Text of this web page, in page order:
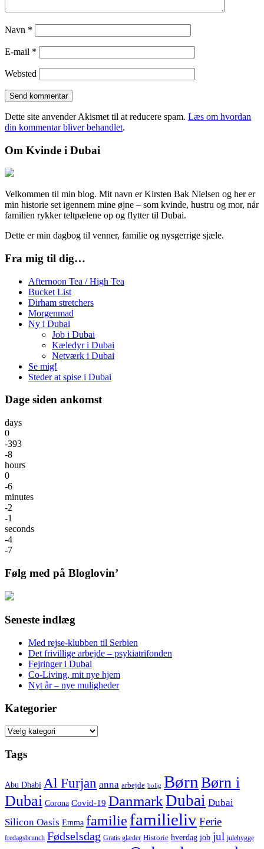
Navn *
E-mail *
Websted
Dette site anvender Akismet til at reducere spam. Læs om hvordan
din kommentar bliver behandlet.
Om Kvinde i Dubai
Velkommen til min blog. Mit navn er Kirsten Bak Nielsen og her er
min historie set igennem mine øjne – som kvinde, hustru og mor, når
familien rykker teltpælene op og flytter til Dubai.
Dette er min dagbog til venner, familie og nysgerrige sjæle.
Fra mig til dig…
Afternoon Tea / High Tea
Bucket List
Dirham stretchers
Morgenmad
Ny i Dubai
Job i Dubai
Kæledyr i Dubai
Netværk i Dubai
Se mig!
Steder at spise i Dubai
Dage siden ankomst
days
0
-393
-8
hours
0
-6
minutes
-2
-1
seconds
-4
-7
Følg med på Bloglovin’
Seneste indlæg
Med rejse-klubben til Serbien
Det frivillige arbejde – psykiatrifonden
Fejringer i Dubai
Co-Living, mit nye hjem
Nyt år – nye muligheder
Kategorier
Kategorier
Tags
Abu Dhabi Al Furjan anna arbejde bolig Børn Børn i
Dubai Corona Covid-19 DanmarkDubai Dubai
Silicon Oasis Emma familie familielivFerie
fredagsbrunch Fødselsdag Gratis glæder Historie hverdag job jul julehygge